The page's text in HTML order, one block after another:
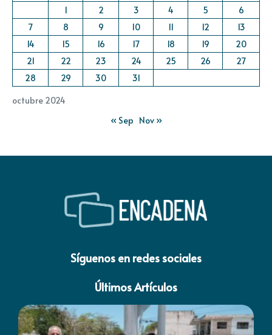
octubre 2024
1
2 3 4 5
6
7
8 9 10 11 12
13
14
15 16 17 18 19
20
21
22 23 24 25 26
27
28
29 30 31
« Sep Nov »
Síguenos en redes sociales
Últimos Artículos